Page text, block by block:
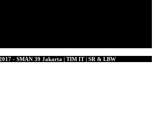
- SMAN 39 Jakarta | TIM IT | SR & LBW